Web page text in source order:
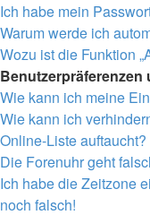
Ich habe mein
Warum werde ich
Wozu ist die Funktion
Benutzerpräferenzen
Wie kann ich meine
Wie kann ich
Online-Liste auftaucht?
Die Forenuhr geht
Ich habe die Zeitzone
noch falsch!